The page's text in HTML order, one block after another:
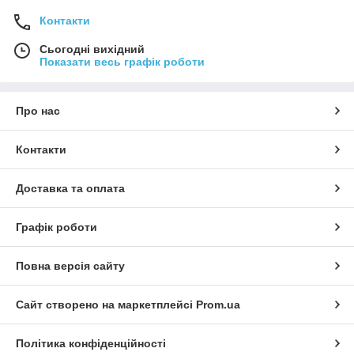
Контакти
Сьогодні вихідний
Показати весь графік роботи
Про нас
Контакти
Доставка та оплата
Графік роботи
Повна версія сайту
Сайт створено на маркетплейсі Prom.ua
Політика конфіденційності